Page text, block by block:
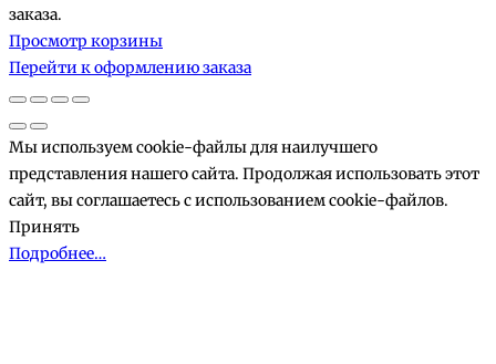
Товары
в
корзине
заказа.
Просмотр корзины
Перейти к оформлению заказа
Мы используем cookie-файлы для наилучшего
представления нашего сайта. Продолжая использовать этот
сайт, вы соглашаетесь с использованием cookie-файлов.
Принять
Подробнее…